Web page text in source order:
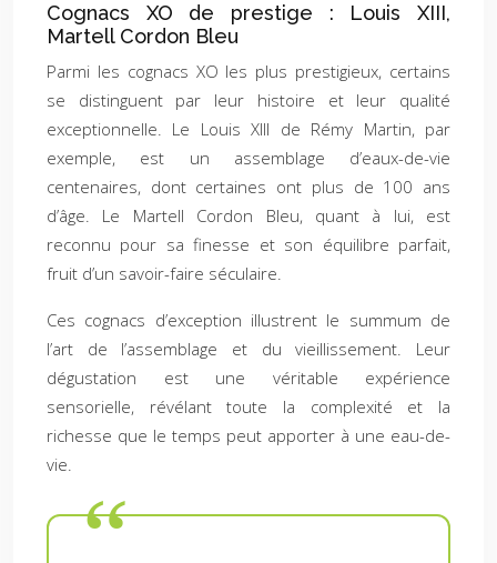
Cognacs XO de prestige : Louis XIII,
Martell Cordon Bleu
Parmi les cognacs XO les plus prestigieux, certains
se distinguent par leur histoire et leur qualité
exceptionnelle. Le Louis XIII de Rémy Martin, par
exemple, est un assemblage d’eaux-de-vie
centenaires, dont certaines ont plus de 100 ans
d’âge. Le Martell Cordon Bleu, quant à lui, est
reconnu pour sa finesse et son équilibre parfait,
fruit d’un savoir-faire séculaire.
Ces cognacs d’exception illustrent le summum de
l’art de l’assemblage et du vieillissement. Leur
dégustation est une véritable expérience
sensorielle, révélant toute la complexité et la
richesse que le temps peut apporter à une eau-de-
vie.